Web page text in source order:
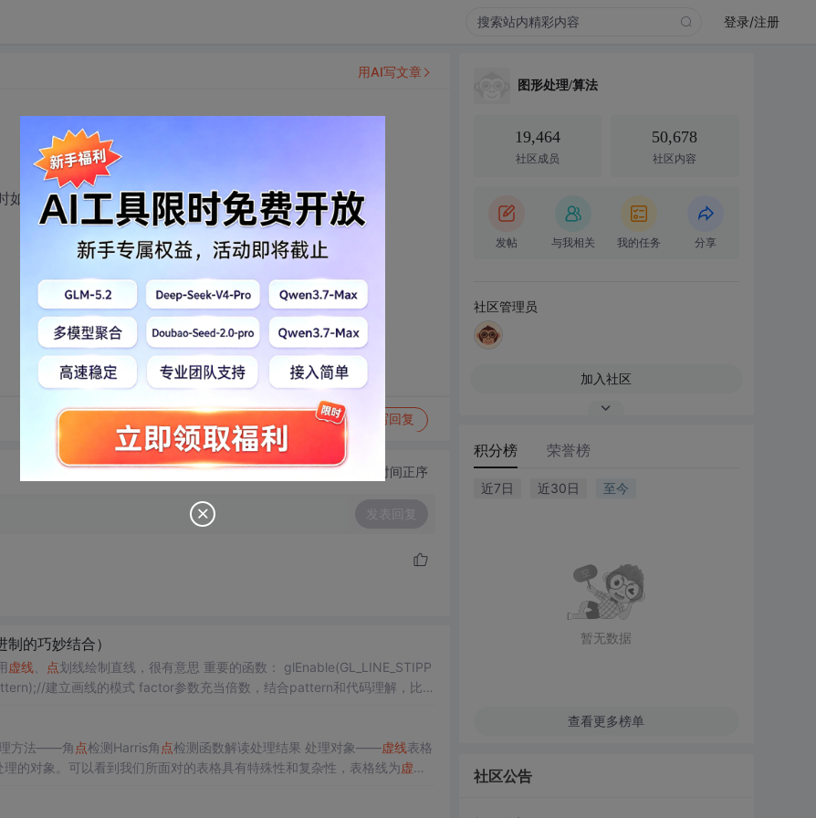
登录/注册
何识别图像中组成虚线的点有几个呢？
转发到动态 举报 写回复
用AI写文章
切换为时间正序
发表回复
的巧妙结合）
虚线、 点划线绘制直线，很有意思 重要的函数： glEnable(GL_LINE_STIPP
建立画线的模式 factor参数充当倍数，结合pattern和代码理解，比如
方法——角 点检测Harris角 点检测函数解读处理结果 处理对象——虚线表格
的对象。可以看到我们所面对的表格具有特殊性和复杂性，表格线为虚线
图形处理/算法
19,464
社区成员
50,678
社区内容
发帖 与我相关 我的任务 分享
社区管理员
加入社区
积分榜 荣誉榜
近7日 近30日 至今
暂无数据
查看更多榜单
社区公告